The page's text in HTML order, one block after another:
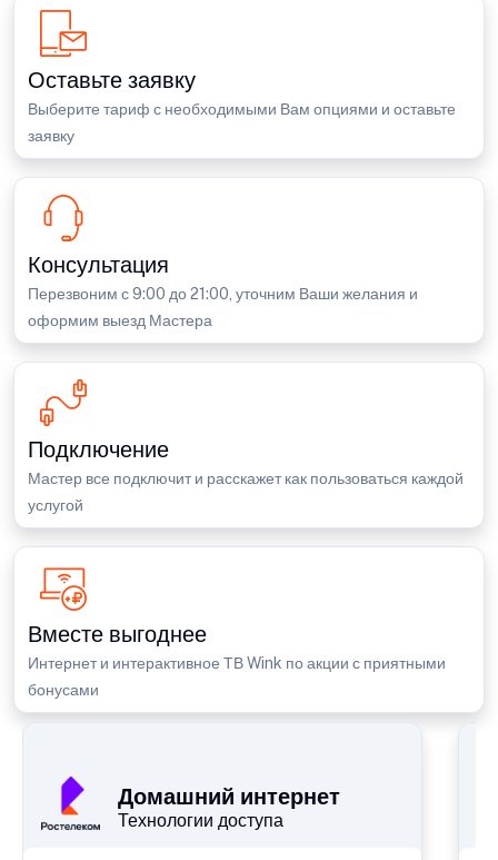
Оставьте заявку
Выберите тариф с необходимыми Вам опциями и оставьте
заявку
Консультация
Перезвоним с 9:00 до 21:00, уточним Ваши желания и
оформим выезд Мастера
Подключение
Мастер все подключит и расскажет как пользоваться каждой
услугой
Вместе выгоднее
Интернет и интерактивное ТВ Wink по акции с приятными
бонусами
Домашний интернет
Технологии доступа